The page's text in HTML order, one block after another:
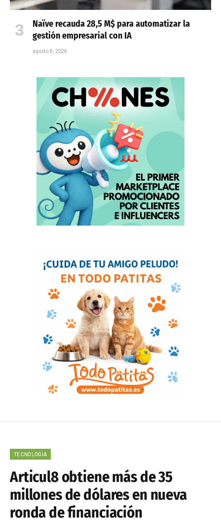
Naïve recauda 28,5 M$ para automatizar la
gestión empresarial con IA
agosto 6, 2026
TECNOLOGÍA
Articul8 obtiene más de 35
millones de dólares en nueva
ronda de financiación